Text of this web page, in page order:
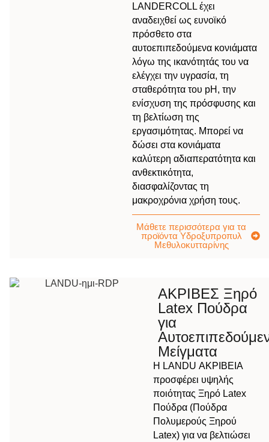
LANDERCOLL έχει
αναδειχθεί ως ευνοϊκό
πρόσθετο στα
αυτοεπιπεδούμενα κονιάματα
λόγω της ικανότητάς του να
ελέγχει την υγρασία, τη
σταθερότητα του pH, την
ενίσχυση της πρόσφυσης και
τη βελτίωση της
εργασιμότητας. Μπορεί να
δώσει στα κονιάματα
καλύτερη αδιαπερατότητα και
ανθεκτικότητα,
διασφαλίζοντας τη
μακροχρόνια χρήση τους.
Μάθετε περισσότερα για τα
προϊόντα Υδροξυπροπυλ
Μεθυλοκυτταρίνης
ΑΚΡΙΒΕΣ Ξηρό
Latex Πούδρα
για
Μείγματα
Η LANDU ΑΚΡΙΒΕΙΑ
προσφέρει υψηλής
ποιότητας Ξηρό Latex
Πούδρα (Πούδρα
Πολυμερούς Ξηρού
Latex) για να βελτιώσει